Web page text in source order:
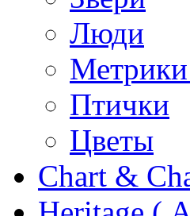
Люди
Птички
Цветы
Chart &